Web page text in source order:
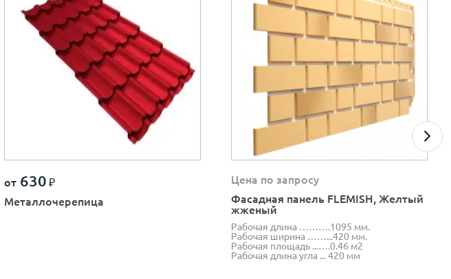
от 630 ₽
Металлочерепица
Цена по запросу
Фасадная панель FLEMISH, Желтый
жженый
Рабочая длина ……….1095 мм.
Рабочая ширина ……...420 мм.
Рабочая площадь ...….0.46 м2
Рабочая длина угла ... 420 мм